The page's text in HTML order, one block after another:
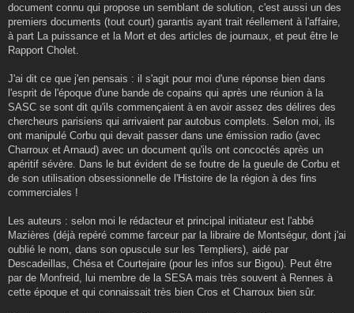
document connu qui propose un semblant de solution, c'est aussi un des
premiers documents (tout court) garantis ayant trait réellement à l'affaire,
à part La puissance et la Mort et des articles de journaux, et peut être le
Rapport Cholet.
J'ai dit ce que j'en pensais : il s'agit pour moi d'une réponse bien dans
l'esprit de l'époque d'une bande de copains qui après une réunion à la
SASC se sont dit qu'ils commençaient à en avoir assez des délires des
chercheurs parisiens qui arrivaient par autobus complets. Selon moi, ils
ont manipulé Corbu qui devait passer dans une émission radio (avec
Charroux et Arnaud) avec un document qu'ils ont concoctés après un
apéritif sévère. Dans le but évident de se foutre de la gueule de Corbu et
de son utilisation obsessionnelle de l'Histoire de la région à des fins
commerciales !
Les auteurs : selon moi le rédacteur et principal initiateur est l'abbé
Mazières (déjà repéré comme farceur par la libraire de Montségur, dont j'ai
oublié le nom, dans son opuscule sur les Templiers), aidé par
Descadeillas, Chésa et Courtejaire (pour les infos sur Bigou). Peut être
par de Monfreid, lui membre de la SESA mais très souvent à Rennes à
cette époque et qui connaissait très bien Cros et Charroux bien sûr.